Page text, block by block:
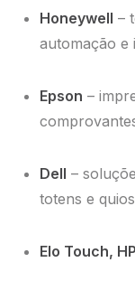
Honeywell –
automação e
Epson –
Dell –
totens e
Elo Touch, HP